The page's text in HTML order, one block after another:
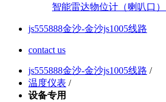
智能雷达物位计（喇叭口）
js555888金沙-金沙js1005线路
contact us
js555888金沙-金沙js1005线路 /
温度仪表 /
设备专用